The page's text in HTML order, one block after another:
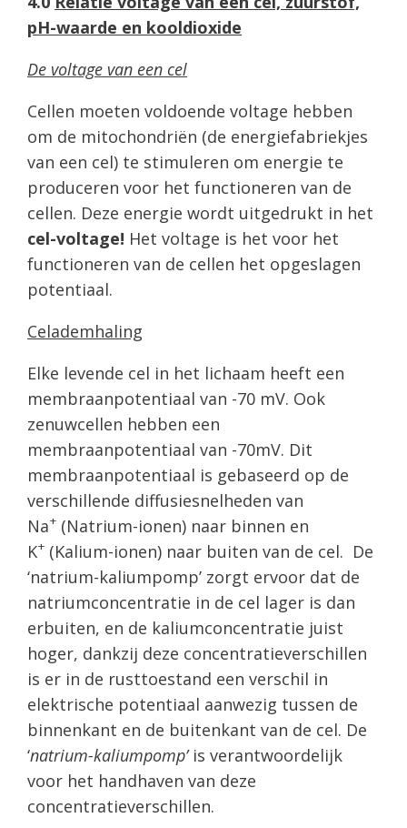
pH-waarde en kooldioxide
De voltage van een cel
Cellen moeten voldoende voltage hebben
om de mitochondriën (de energiefabriekjes
van een cel) te stimuleren om energie te
produceren voor het functioneren van de
cellen. Deze energie wordt uitgedrukt in het
cel-voltage! Het voltage is het voor het
functioneren van de cellen het opgeslagen
potentiaal.
Celademhaling
Elke levende cel in het lichaam heeft een
membraanpotentiaal van -70 mV. Ook
zenuwcellen hebben een
membraanpotentiaal van -70mV. Dit
membraanpotentiaal is gebaseerd op de
verschillende diffusiesnelheden van
Na+ (Natrium-ionen) naar binnen en
K+ (Kalium-ionen) naar buiten van de cel. De
‘natrium-kaliumpomp’ zorgt ervoor dat de
natriumconcentratie in de cel lager is dan
erbuiten, en de kaliumconcentratie juist
hoger, dankzij deze concentratieverschillen
is er in de rusttoestand een verschil in
elektrische potentiaal aanwezig tussen de
binnenkant en de buitenkant van de cel. De
‘natrium-kaliumpomp’is verantwoordelijk
voor het handhaven van deze
concentratieverschillen.